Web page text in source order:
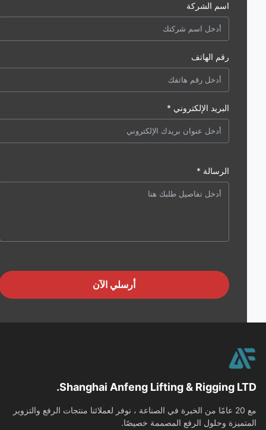
اسم الشركة
رقم الهاتف
البريد الإلكتروني *
الرسالة *
أرسلي الآن
Shanghai Anfeng Lifting & Rigging
مع 20 عامًا من الخبرة في الصناعة ، نوفر لعملائنا منتجات الرفع والتزوير
وحلول الرفع المصممة خصيصًا.